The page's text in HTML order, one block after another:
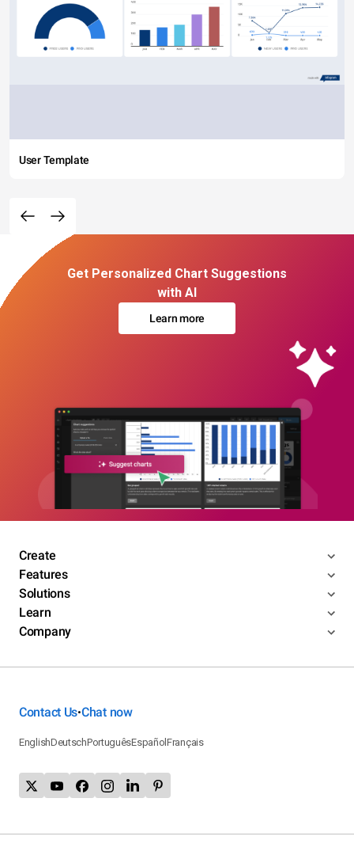
User Template
Get Personalized Chart Suggestions
with AI
Learn more
Create
Features
Solutions
Learn
Company
Contact Us•Chat now
EnglishDeutschPortuguêsEspañolFrançais